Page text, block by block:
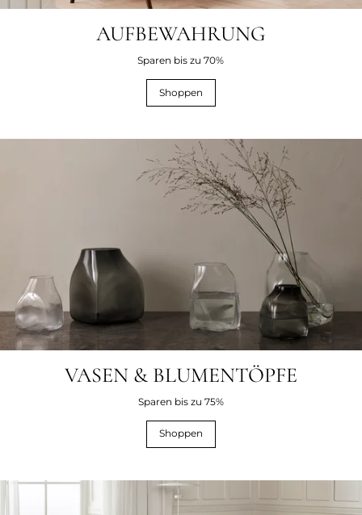
AUFBEWAHRUNG
Sparen bis zu 70%
Shoppen
VASEN & BLUMENTÖPFE
Sparen bis zu 75%
Shoppen